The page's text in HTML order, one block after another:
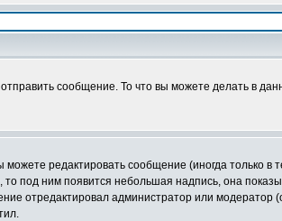
сообщение. То что вы можете делать в
редактировать сообщение (иногда только в
под ним появится небольшая надпись, она
отредактировал администратор или модератор